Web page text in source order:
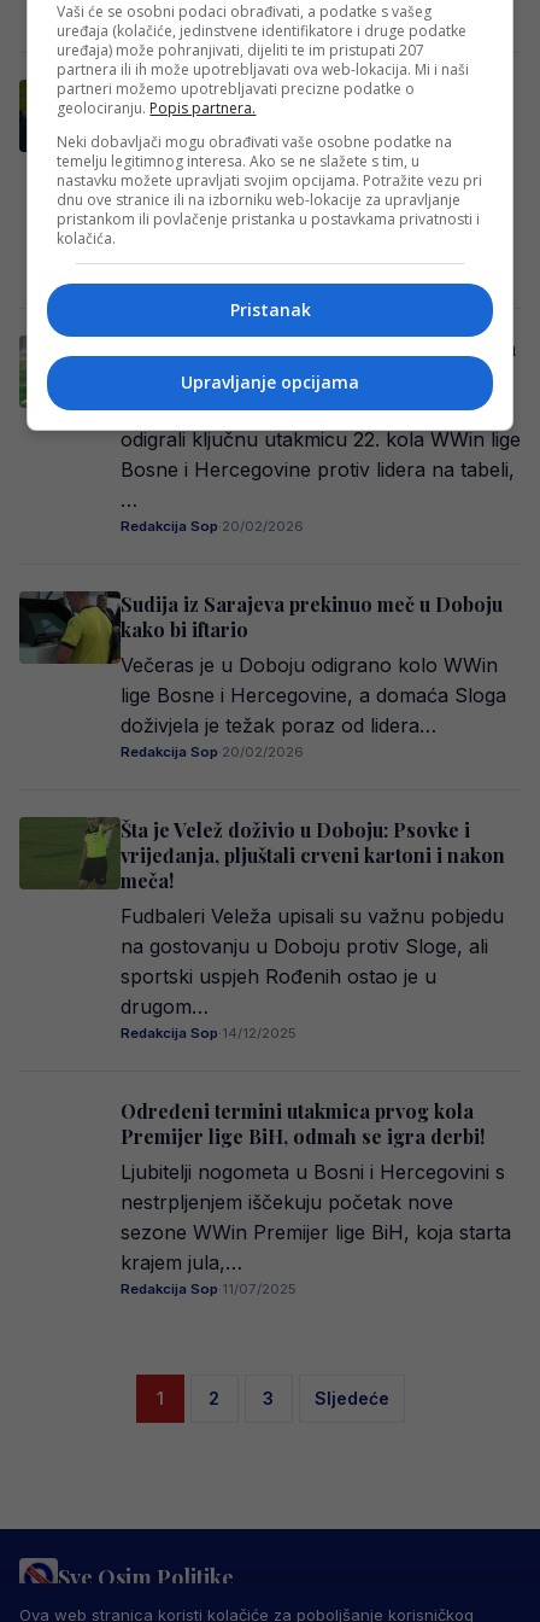
Redakcija Sop·10/03/2026
Josip Martinović prekinuo meč na Grbavici
kako bi igrači mogli iftariti
U prvoj četvrtfinalnoj utakmici Kupa Bosne
i Hercegovine između FK Željezničar i FK
Sloga Doboj zabilježen je neobičan prekid
Sloga u važnoj utakmici protiv Borca izvela
rezervni tim, promijenili čak i golmana
Nogometaši Sloge danas su u Doboju
odigrali ključnu utakmicu 22. kola WWin lige
Bosne i Hercegovine protiv lidera na tabeli,
…
Redakcija Sop·20/02/2026
Sudija iz Sarajeva prekinuo meč u Doboju
kako bi iftario
Večeras je u Doboju odigrano kolo WWin
lige Bosne i Hercegovine, a domaća Sloga
doživjela je težak poraz od lidera…
Redakcija Sop·20/02/2026
Šta je Velež doživio u Doboju: Psovke i
vrijeđanja, pljuštali crveni kartoni i nakon
meča!
Fudbaleri Veleža upisali su važnu pobjedu
na gostovanju u Doboju protiv Sloge, ali
sportski uspjeh Rođenih ostao je u
drugom…
Redakcija Sop·14/12/2025
Određeni termini utakmica prvog kola
Premijer lige BiH, odmah se igra derbi!
Ljubitelji nogometa u Bosni i Hercegovini s
nestrpljenjem iščekuju početak nove
sezone WWin Premijer lige BiH, koja starta
krajem jula,…
Redakcija Sop·11/07/2025
Posts
1 2 3 Sljedeće
Sve Osim Politike
PRAVILA PRIVATNOSTIMARKETING USLOVI KORIŠTENJA
Ova web stranica koristi kolačiće za poboljšanje korisničkog
Vaši će se osobni podaci obrađivati, a podatke s vašeg
uređaja (kolačiće, jedinstvene identifikatore i druge podatke
uređaja) može pohranjivati, dijeliti te im pristupati 207
partnera ili ih može upotrebljavati ova web-lokacija. Mi i naši
partneri možemo upotrebljavati precizne podatke o
geolociranju. Popis partnera.
Neki dobavljači mogu obrađivati vaše osobne podatke na
temelju legitimnog interesa. Ako se ne slažete s tim, u
nastavku možete upravljati svojim opcijama. Potražite vezu pri
dnu ove stranice ili na izborniku web-lokacije za upravljanje
pristankom ili povlačenje pristanka u postavkama privatnosti i
kolačića.
Pristanak
Upravljanje opcijama